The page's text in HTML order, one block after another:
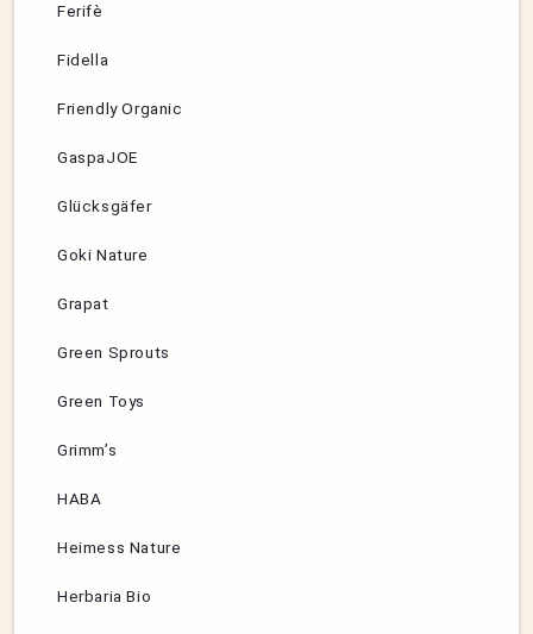
Ferifè
Fidella
Friendly Organic
GaspaJOE
Glücksgäfer
Goki Nature
Grapat
Green Sprouts
Green Toys
Grimm’s
HABA
Heimess Nature
Herbaria Bio